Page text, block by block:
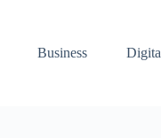
Business